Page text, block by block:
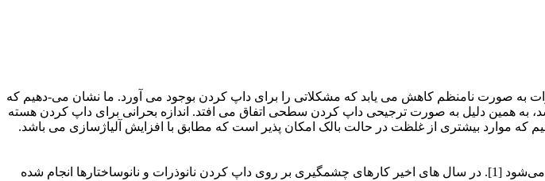
به صورت نامنظم کاهش می یابد که مشکلاتی را برای داپ کردن بوجود می آورد. ما نشان می-دهیم که
به همین دلیل به صورت ترجیحی داپ کردن سطحی اتفاق می افتد. اندازه بحرانی برای داپ کردن هسته
موارد بیشتری از غلظت در حالت بالک امکان پذیر است که مطابق با افزایش آلیاژسازی می باشد.
داپ کردن نیمه رساناها یک روش مناسب است که برای تغییر خواص الکتریکی و نوری وسایل استفاده می‌شود [1]. در سال های اخیر کارهای چشمگیری بر روی داپ کردن نانوذرات و نانوساختارها انجام شده